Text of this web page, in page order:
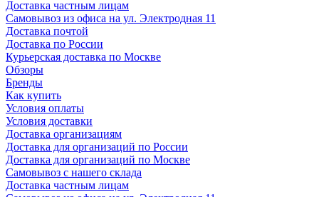
Доставка частным лицам
Самовывоз из офиса на ул. Электродная 11
Доставка почтой
Доставка по России
Курьерская доставка по Москве
Обзоры
Бренды
Как купить
Условия оплаты
Условия доставки
Доставка организациям
Доставка для организаций по России
Доставка для организаций по Москве
Самовывоз с нашего склада
Доставка частным лицам